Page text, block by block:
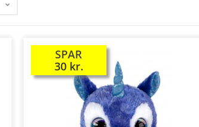
SPAR
30 kr.
TILBUD!